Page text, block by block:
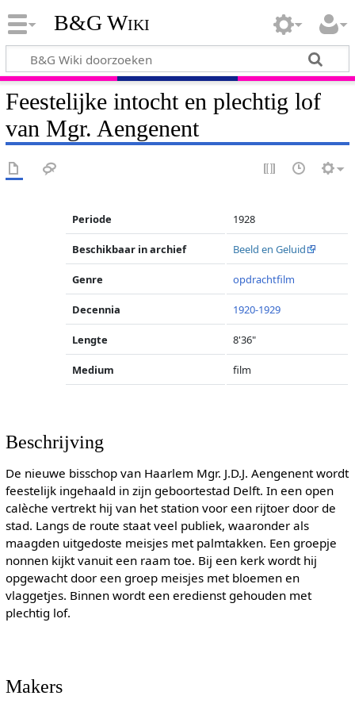
B&G Wiki
Feestelijke intocht en plechtig lof
van Mgr. Aengenent
Periode 1928
Beschikbaar in archief Beeld en Geluid
Genre opdrachtfilm
Decennia 1920-1929
Lengte 8'36"
Medium film
Beschrijving
De nieuwe bisschop van Haarlem Mgr. J.D.J. Aengenent wordt
feestelijk ingehaald in zijn geboortestad Delft. In een open
calèche vertrekt hij van het station voor een rijtoer door de
stad. Langs de route staat veel publiek, waaronder als
maagden uitgedoste meisjes met palmtakken. Een groepje
nonnen kijkt vanuit een raam toe. Bij een kerk wordt hij
opgewacht door een groep meisjes met bloemen en
vlaggetjes. Binnen wordt een eredienst gehouden met
plechtig lof.
Makers